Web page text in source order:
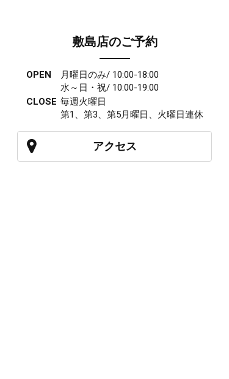
敷島店のご予約
OPEN
月曜日のみ/ 10:00-18:00
水～日・祝/ 10:00-19:00
CLOSE 毎週火曜日
第1、第3、第5月曜日、火曜日連休
アクセス